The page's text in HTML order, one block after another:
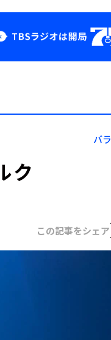
会社
バ
ク
この記事をシェア